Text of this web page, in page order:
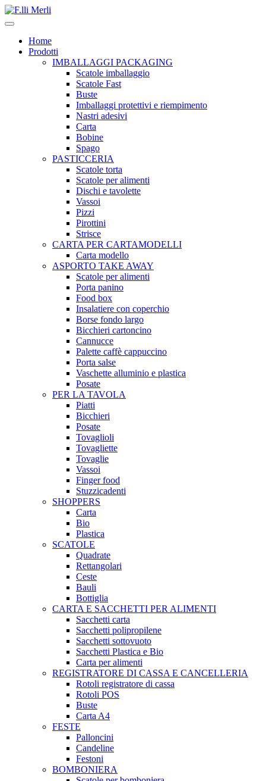
Home
Prodotti
IMBALLAGGI PACKAGING
Scatole imballaggio
Scatole Fast
Buste
Imballaggi protettivi e riempimento
Nastri adesivi
Carta
Bobine
Spago
PASTICCERIA
Scatole torta
Scatole per alimenti
Dischi e tavolette
Vassoi
Pizzi
Pirottini
Strisce
CARTA PER CARTAMODELLI
Carta modello
ASPORTO TAKE AWAY
Scatole per alimenti
Porta panino
Food box
Insalatiere con coperchio
Borse fondo largo
Bicchieri cartoncino
Cannucce
Palette caffè cappuccino
Porta salse
Vaschette alluminio e plastica
Posate
PER LA TAVOLA
Piatti
Bicchieri
Posate
Tovaglioli
Tovagliette
Tovaglie
Vassoi
Finger food
Stuzzicadenti
SHOPPERS
Carta
Bio
Plastica
SCATOLE
Quadrate
Rettangolari
Ceste
Bauli
Bottiglia
CARTA E SACCHETTI PER ALIMENTI
Sacchetti carta
Sacchetti polipropilene
Sacchetti sottovuoto
Sacchetti Plastica e Bio
Carta per alimenti
REGISTRATORE DI CASSA E CANCELLERIA
Rotoli registratore di cassa
Rotoli POS
Buste
Carta A4
FESTE
Palloncini
Candeline
Festoni
BOMBONIERA